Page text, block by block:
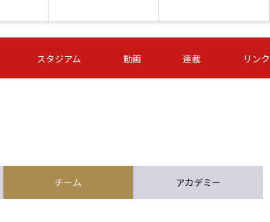
第16節 09/06 (日) 15:00
-
第16節 09/06 (日) 15:00
-
スタジアム 動画 連載 リンク
チーム アカデミー